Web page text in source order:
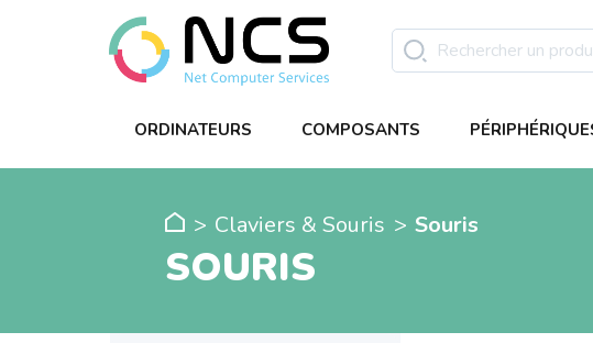
ORDINATEURS COMPOSANTS
Claviers & Souris Souris
SOURIS